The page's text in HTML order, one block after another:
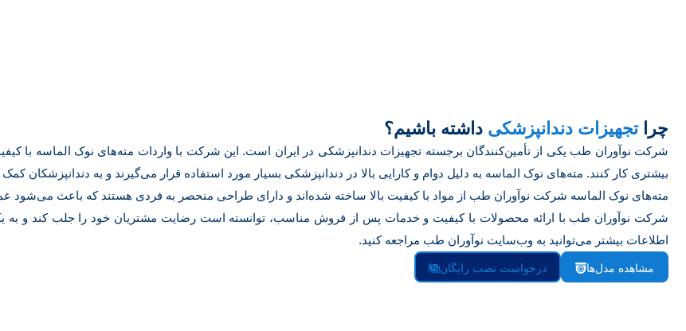
چراتجهیزات دندانپزشکی داشته باشیم؟
بیشتری کار کنند. مته‌های نوک الماسه به دلیل دوام و کارایی بالا در دندانپزشکی بسیار مورد استفاده قرار می‌گیرند و به دندانپزشکان
مته‌های نوک الماسه شرکت نوآوران طب از مواد با کیفیت بالا ساخته شده‌اند و دارای طراحی منحصر به فردی هستند که باعث می‌شود
شرکت نوآوران طب با ارائه محصولات با کیفیت و خدمات پس از فروش مناسب، توانسته است رضایت مشتریان خود را جلب کند و به یکی
اطلاعات بیشتر می‌توانید به وب‌سایت نوآوران طب مراجعه کنید.
مشاهده مدل‌ها درخواست نصب رایگان